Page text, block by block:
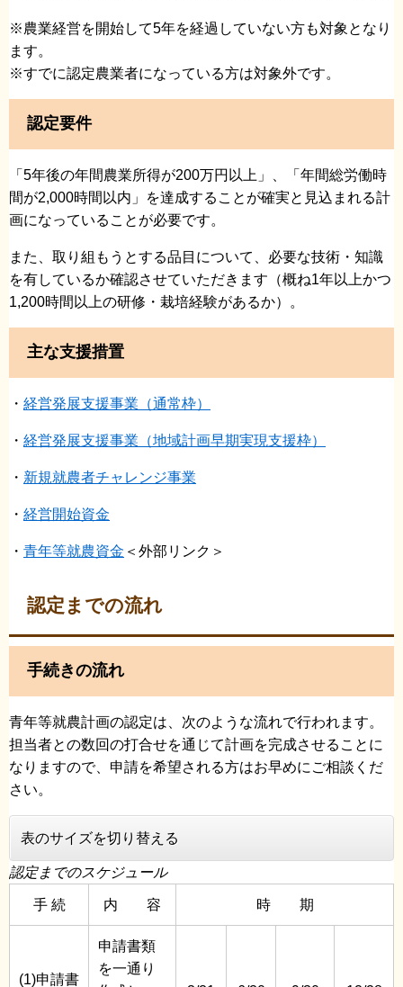
※農業経営を開始して5年を経過していない方も対象となり
ます。
※すでに認定農業者になっている方は対象外です。
認定要件
「5年後の年間農業所得が200万円以上」、「年間総労働時
間が2,000時間以内」を達成することが確実と見込まれる計
画になっていることが必要です。
また、取り組もうとする品目について、必要な技術・知識
を有しているか確認させていただきます（概ね1年以上かつ
1,200時間以上の研修・栽培経験があるか）。
主な支援措置
・ 経営発展支援事業（通常枠）
・ 経営発展支援事業（地域計画早期実現支援枠）
・ 新規就農者チャレンジ事業
・ 経営開始資金
・ 青年等就農資金 ＜外部リンク＞
認定までの流れ
手続きの流れ
青年等就農計画の認定は、次のような流れで行われます。
担当者との数回の打合せを通じて計画を完成させることに
なりますので、申請を希望される方はお早めにご相談くだ
さい。
表のサイズを切り替える
認定までのスケジュール
手 続 内 容 時 期
(1)申請書
申請書類
を一通り